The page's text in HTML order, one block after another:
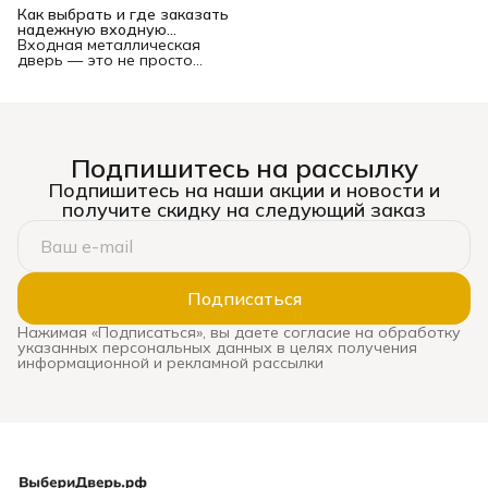
Как выбрать и где заказать
надежную входную
металлическую дверь в
Новосибирске?
Входная металлическая
дверь — это не просто
имущества и жильцов,
уровень шума, теплопотери
и даже эстетическое
восприятие жилья. Рынок
— от бюджетных до
премиальных, и выбор
может стать настоящим
испытанием. Ошибка
оборачивается
сквозняками, звоном при
каждом закрытии, риском
взлома и необходимостью
дорогой замены. В этом
профессионально
Подпишитесь на рассылку
Подпишитесь на наши акции и новости и
получите скидку на следующий заказ
Подписаться
Нажимая «Подписаться», вы даете согласие на обработку
указанных персональных данных в целях получения
информационной и рекламной рассылки